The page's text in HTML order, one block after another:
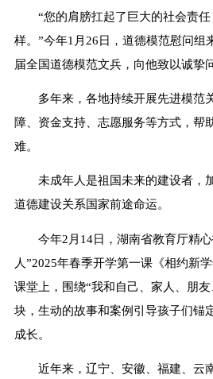
“您的肩膀扛起了巨大的社会责
样。”今年1月26日，道德模范慰问组
届全国道德模范文兵，向他致以诚挚
多年来，各地持续开展先进模范
障、资金支持、志愿服务等方式，帮
难。
未成年人是祖国未来的建设者，
道德建设关系国家前途命运。
今年2月14日，湖南省教育厅精
人”2025年春季开学第一课《相约新
课堂上，围绕“我和自己、家人、朋
块，生动的故事和案例引导孩子们锚
成长。
近年来，辽宁、安徽、福建、云